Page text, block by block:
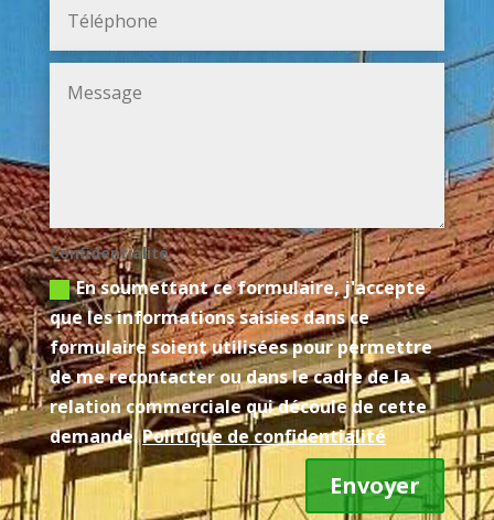
Confidentialité
En soumettant ce formulaire, j'accepte
que les informations saisies dans ce
formulaire soient utilisées pour permettre
de me recontacter ou dans le cadre de la
relation commerciale qui découle de cette
demande.Politique de confidentialité
Envoyer